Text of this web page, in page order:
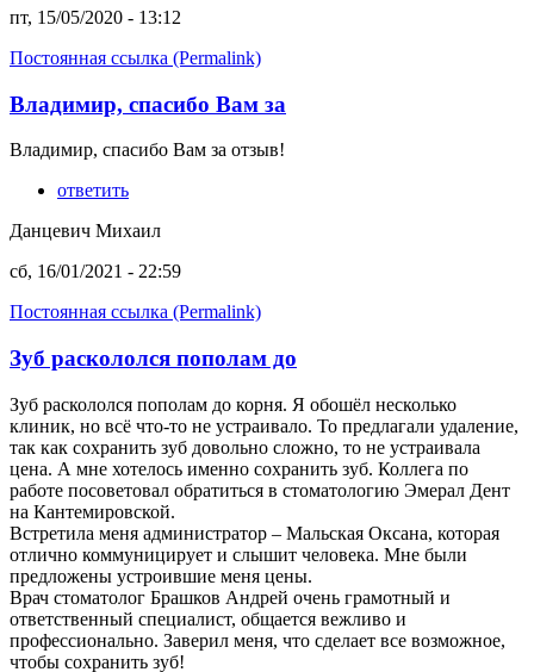
пт, 15/05/2020 - 13:12
Постоянная ссылка (Permalink)
Владимир, спасибо Вам за
Владимир, спасибо Вам за отзыв!
ответить
Данцевич Михаил
сб, 16/01/2021 - 22:59
Постоянная ссылка (Permalink)
Зуб раскололся пополам до
Зуб раскололся пополам до корня. Я обошёл несколько
клиник, но всё что-то не устраивало. То предлагали удаление,
так как сохранить зуб довольно сложно, то не устраивала
цена. А мне хотелось именно сохранить зуб. Коллега по
работе посоветовал обратиться в стоматологию Эмерал Дент
на Кантемировской.
Встретила меня администратор – Мальская Оксана, которая
отлично коммуницирует и слышит человека. Мне были
предложены устроившие меня цены.
Врач стоматолог Брашков Андрей очень грамотный и
ответственный специалист, общается вежливо и
профессионально. Заверил меня, что сделает все возможное,
чтобы сохранить зуб!